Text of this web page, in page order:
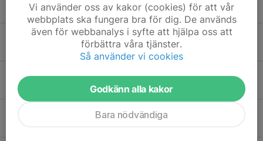
27 dec 2023
Värmdö IF har sorg
17 apr 2023
Värmdö IF-familjen har sorg
Sommarfotbollsskolan en succé!
Vi använder oss av kakor (cookies) för att vår
webbplats ska fungera bra för dig. De används
även för webbanalys i syfte att hjälpa oss att
förbättra våra tjänster.
Så använder vi cookies
Godkänn alla kakor
Bara nödvändiga